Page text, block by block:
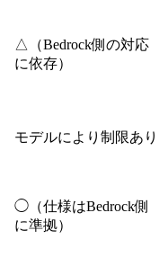
△（Bedrock側の対応
に依存）
モデルにより制限あり
◯（仕様はBedrock側
に準拠）